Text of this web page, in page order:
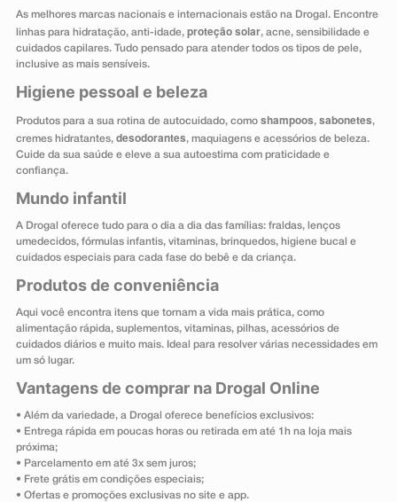
As melhores marcas nacionais e internacionais estão na Drogal. Encontre
linhas para hidratação, anti-idade, proteção solar, acne, sensibilidade e
cuidados capilares. Tudo pensado para atender todos os tipos de pele,
inclusive as mais sensíveis.
Higiene pessoal e beleza
Produtos para a sua rotina de autocuidado, como shampoos, sabonetes,
cremes hidratantes, desodorantes, maquiagens e acessórios de beleza.
Cuide da sua saúde e eleve a sua autoestima com praticidade e
confiança.
Mundo infantil
A Drogal oferece tudo para o dia a dia das famílias: fraldas, lenços
umedecidos, fórmulas infantis, vitaminas, brinquedos, higiene bucal e
cuidados especiais para cada fase do bebê e da criança.
Produtos de conveniência
Aqui você encontra itens que tornam a vida mais prática, como
alimentação rápida, suplementos, vitaminas, pilhas, acessórios de
cuidados diários e muito mais. Ideal para resolver várias necessidades em
um só lugar.
Vantagens de comprar na Drogal Online
• Além da variedade, a Drogal oferece benefícios exclusivos:
• Entrega rápida em poucas horas ou retirada em até 1h na loja mais
próxima;
• Parcelamento em até 3x sem juros;
• Frete grátis em condições especiais;
• Ofertas e promoções exclusivas no site e app.